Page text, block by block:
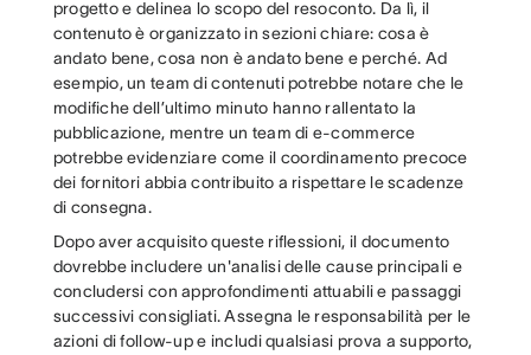
progetto e delinea lo scopo del resoconto. Da lì, il
contenuto è organizzato in sezioni chiare: cosa è
andato bene, cosa non è andato bene e perché. Ad
esempio, un team di contenuti potrebbe notare che le
modifiche dell’ultimo minuto hanno rallentato la
pubblicazione, mentre un team di e-commerce
potrebbe evidenziare come il coordinamento precoce
dei fornitori abbia contribuito a rispettare le scadenze
di consegna.
Dopo aver acquisito queste riflessioni, il documento
dovrebbe includere un'analisi delle cause principali e
concludersi con approfondimenti attuabili e passaggi
successivi consigliati. Assegna le responsabilità per le
azioni di follow-up e includi qualsiasi prova a supporto,